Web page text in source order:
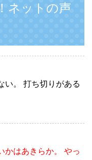
ネットの声
。
打ち切りがある
はあきらか。
やっ